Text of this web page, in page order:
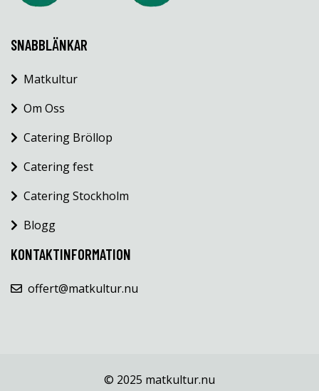
SNABBLÄNKAR
Matkultur
Om Oss
Catering Bröllop
Catering fest
Catering Stockholm
Blogg
KONTAKTINFORMATION
offert@matkultur.nu
© 2025 matkultur.nu